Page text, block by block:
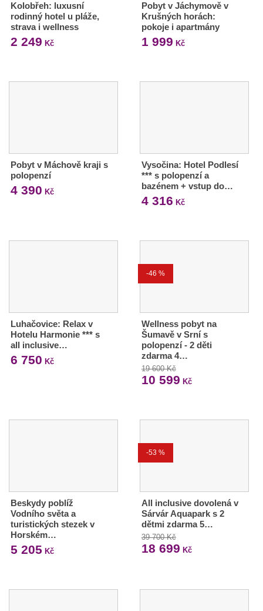
Kolobřeh: luxusní
rodinný hotel u pláže,
strava i wellness
2 249 Kč
Pobyt v Jáchymově v
Krušných horách:
pokoje i apartmány
1 999 Kč
Pobyt v Máchově kraji s
polopenzí
4 390 Kč
Vysočina: Hotel Podlesí
*** s polopenzí a
bazénem + vstup do…
4 316 Kč
Luhačovice: Relax v
Hotelu Harmonie *** s
all inclusive…
6 750 Kč
-46 %
Wellness pobyt na
Šumavě v Srní s
polopenzí - 2 děti
zdarma 4…
19 600 Kč
10 599 Kč
Beskydy poblíž
Vodního světa a
turistických stezek v
Horském…
5 205 Kč
-53 %
All inclusive dovolená v
Sárvár Aquapark s 2
dětmi zdarma 5…
39 700 Kč
18 699 Kč